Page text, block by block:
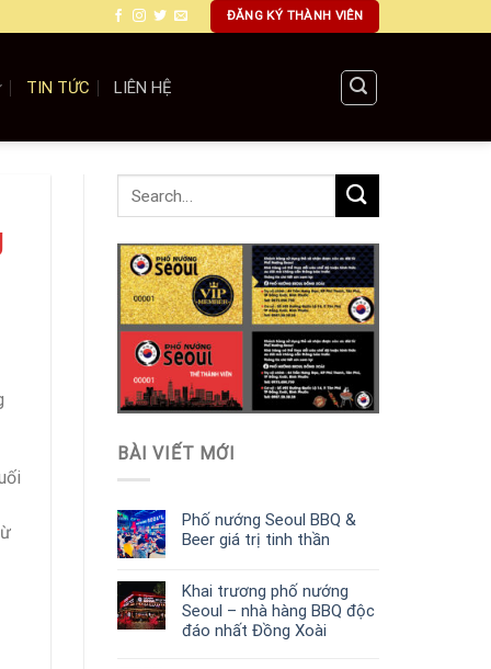
ĐĂNG KÝ THÀNH VIÊN
TIN TỨC LIÊN HỆ
BÀI VIẾT MỚI
Phố nướng Seoul BBQ &
Beer giá trị tinh thần
Khai trương phố nướng
Seoul – nhà hàng BBQ độc
đáo nhất Đồng Xoài